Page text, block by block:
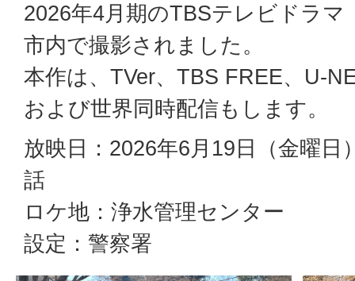
2026年4月期のTBSテレビドラマ
市内で撮影されました。
本作は、TVer、TBS FREE、U-
および世界同時配信もします。
放映日：2026年6月19日（金曜日
話
ロケ地：浄水管理センター
設定：警察署